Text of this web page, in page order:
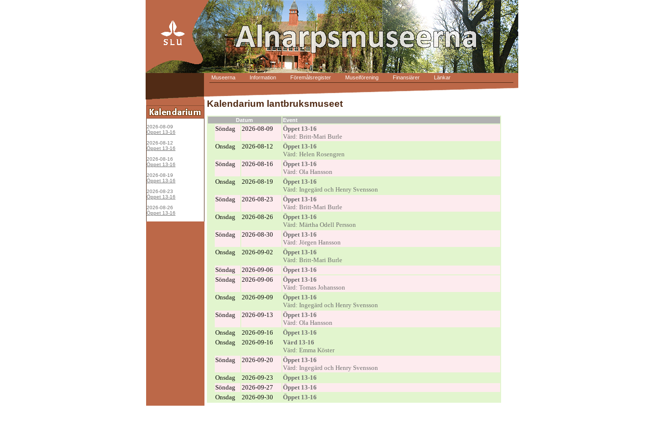
Museerna Information Föremålsregister Museiförening Finansiärer Länkar
2026-08-09
Öppet 13-16
2026-08-12
Öppet 13-16
2026-08-16
Öppet 13-16
2026-08-19
Öppet 13-16
2026-08-23
Öppet 13-16
2026-08-26
Öppet 13-16
Kalendarium lantbruksmuseet
Datum Event
Söndag 2026-08-09
Öppet 13-16
Värd: Britt-Mari Burle
Onsdag
2026-08-12
Öppet 13-16
Värd: Helen Rosengren
Söndag
2026-08-16
Öppet 13-16
Värd: Ola Hansson
Onsdag
2026-08-19
Öppet 13-16
Värd: Ingegärd och Henry Svensson
Söndag
2026-08-23
Öppet 13-16
Värd: Britt-Mari Burle
Onsdag
2026-08-26
Öppet 13-16
Värd: Märtha Odell Persson
Söndag
2026-08-30
Öppet 13-16
Värd: Jörgen Hansson
Onsdag
2026-09-02
Öppet 13-16
Värd: Britt-Mari Burle
Söndag
2026-09-06
Öppet 13-16
Söndag
2026-09-06
Öppet 13-16
Värd: Tomas Johansson
Onsdag
2026-09-09
Öppet 13-16
Värd: Ingegärd och Henry Svensson
Söndag
2026-09-13
Öppet 13-16
Värd: Ola Hansson
Onsdag
2026-09-16
Öppet 13-16
Onsdag
2026-09-16
Värd 13-16
Värd: Emma Köster
Söndag
2026-09-20
Öppet 13-16
Värd: Ingegärd och Henry Svensson
Onsdag
2026-09-23
Öppet 13-16
Söndag
2026-09-27
Öppet 13-16
Onsdag
2026-09-30 Öppet 13-16